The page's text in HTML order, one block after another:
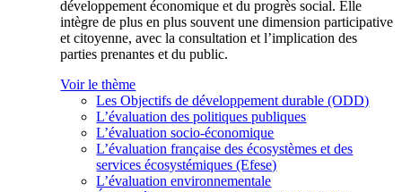
développement économique et du progrès social. Elle
intègre de plus en plus souvent une dimension participative
et citoyenne, avec la consultation et l’implication des
parties prenantes et du public.
Voir le thème
Les Objectifs de développement durable (ODD)
L’évaluation des politiques publiques
L’évaluation socio-économique
L’évaluation française des écosystèmes et des
services écosystémiques (Efese)
L’évaluation environnementale